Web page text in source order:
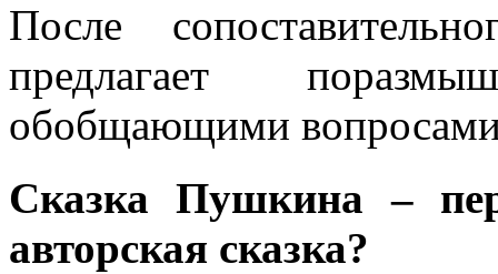
После
предлагает
обобщающими
Сказка Пушкина –
авторская сказка?